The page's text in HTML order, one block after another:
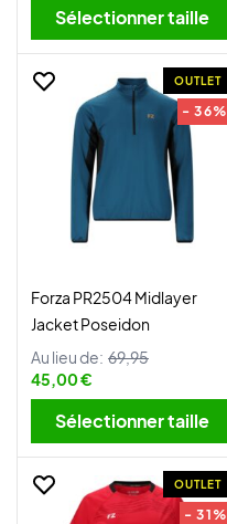
Sélectionner taille
OUTLET
- 36%
Forza PR2504 Midlayer
Jacket Poseidon
Au lieu de: 69,95
45,00 €
Sélectionner taille
OUTLET
- 31%